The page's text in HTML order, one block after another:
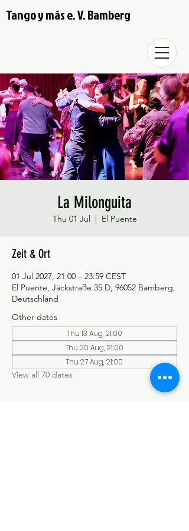
Tango y más e. V. Bamberg
La Milonguita
Thu 01 Jul
  |
El Puente
Zeit & Ort
01 Jul 2027, 21:00 – 23:59 CEST
El Puente, Jäckstraße 35 D, 96052 Bamberg,
Deutschland
Other dates
Thu 13 Aug, 21:00
Thu 20 Aug, 21:00
Thu 27 Aug, 21:00
View all 70 dates